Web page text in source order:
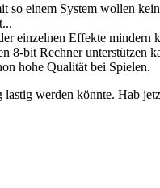
so einem System wollen
einzelnen Effekte mindern
8-bit Rechner unterstützen
hohe Qualität bei Spielen.
werden könnte. Hab